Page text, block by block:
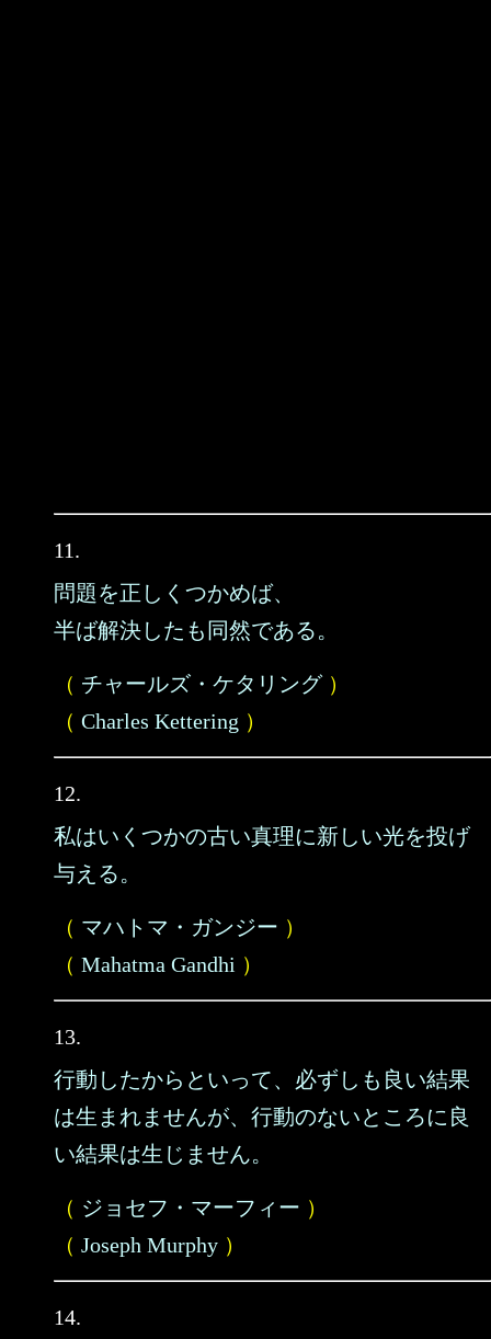
11.
問題を正しくつかめば、
半ば解決したも同然である。
（ チャールズ・ケタリング）
（ Charles Kettering ）
12.
私はいくつかの古い真理に新しい光を投げ
与える。
（ マハトマ・ガンジー ）
（ Mahatma Gandhi ）
13.
行動したからといって、必ずしも良い結果
は生まれませんが、行動のないところに良
い結果は生じません。
（ ジョセフ・マーフィー ）
（ Joseph Murphy ）
14.